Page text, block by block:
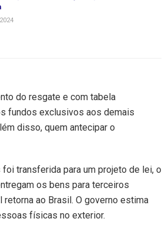
do resgate e com tabela
fundos exclusivos aos demais
disso, quem antecipar o
transferida para um projeto de lei, o
os bens para terceiros
ao Brasil. O governo estima
físicas no exterior.